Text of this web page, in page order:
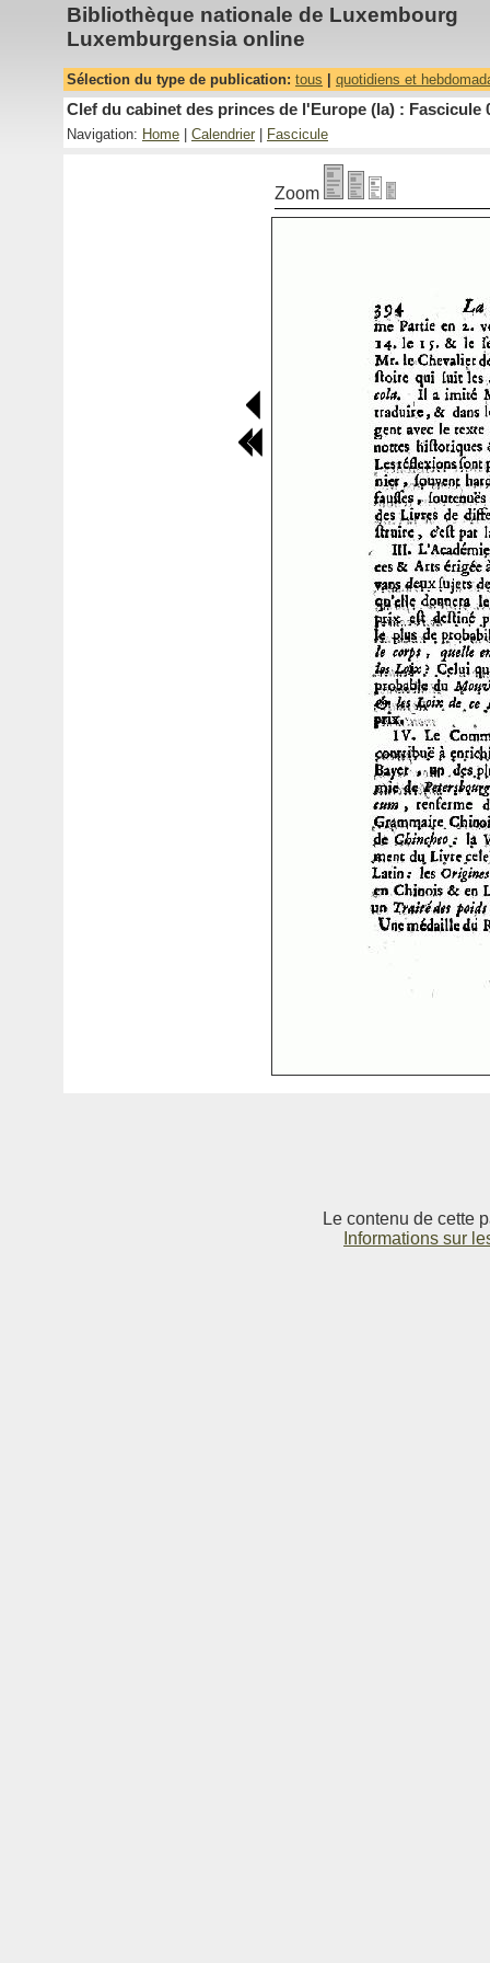
Bibliothèque nationale de Luxembourg
Luxemburgensia online
Sélection du type de publication: tous quotidiens et
Clef du cabinet des princes de l'Europe (la) : Fascicule
Navigation: Home Calendrier Fascicule
Zoom
Le contenu de cette
Informations sur